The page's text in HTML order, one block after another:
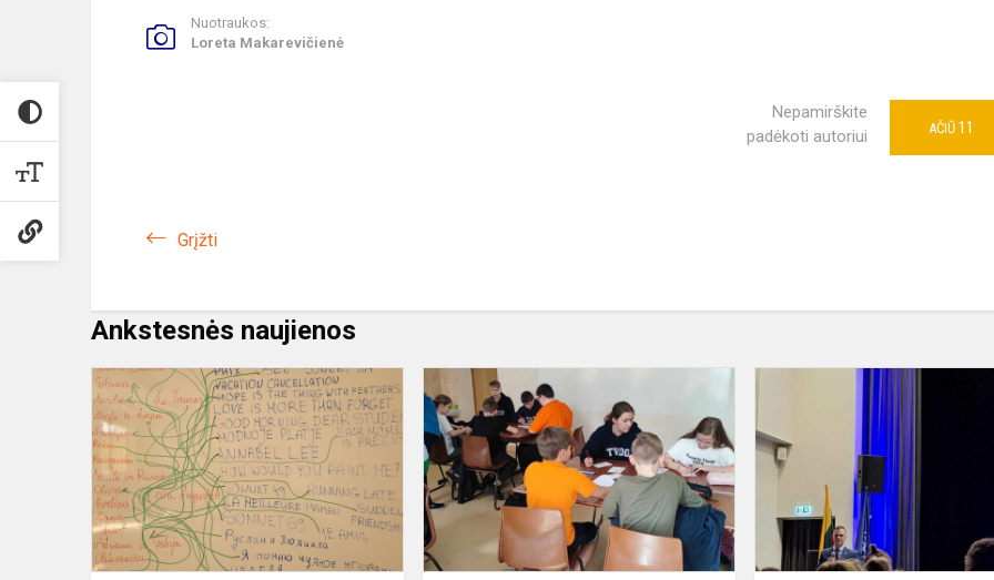
Nuotraukos:
Loreta Makarevičienė
Nepamirškite
padėkoti autoriui
AČIŪ 11
Grįžti
Ankstesnės naujienos
gražu
ne
visko,
kas
mums
nutinka,
ugdo
mąstymo
įpročius